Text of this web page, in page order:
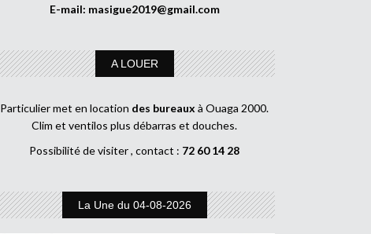
E-mail: masigue2019@gmail.com
A LOUER
Particulier met en location des bureaux à Ouaga 2000.
Clim et ventilos plus débarras et douches.
Possibilité de visiter , contact : 72 60 14 28
La Une du 04-08-2026